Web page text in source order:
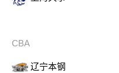
CBA
辽宁本钢